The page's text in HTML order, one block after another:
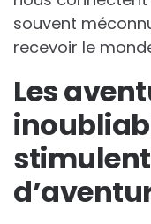
souvent
recevoir le
Les